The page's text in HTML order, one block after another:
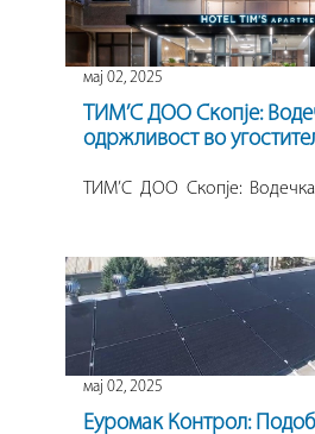
мај 02, 2025
ТИМ’С ДОО Скопје:
одржливост во
ТИМ’С ДОО Скопје:
мај 02, 2025
Еуромак Контрол: